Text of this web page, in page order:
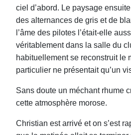
ciel d’abord. Le paysage ensuite
des alternances de gris et de
l’âme des pilotes l’était-elle
véritablement dans la salle du
habituellement se reconstruit le
particulier ne présentait qu’un
Sans doute un méchant rhume
cette atmosphère morose.
Christian est arrivé et on s’est